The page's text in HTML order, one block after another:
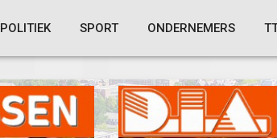
POLITIEK SPORT ONDERNEMERS